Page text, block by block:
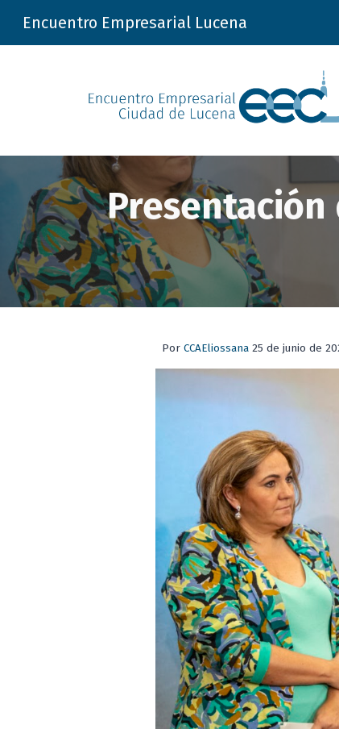
Encuentro Empresarial Lucena
Presentación
PorCCAEliossana 25 de junio de